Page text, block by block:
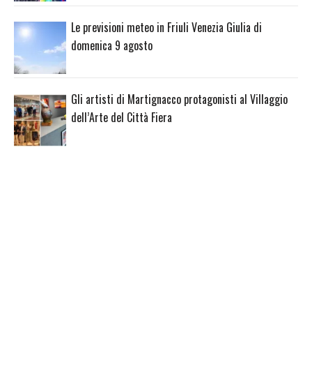
Le previsioni meteo in Friuli Venezia Giulia di
domenica 9 agosto
Gli artisti di Martignacco protagonisti al Villaggio
dell’Arte del Città Fiera